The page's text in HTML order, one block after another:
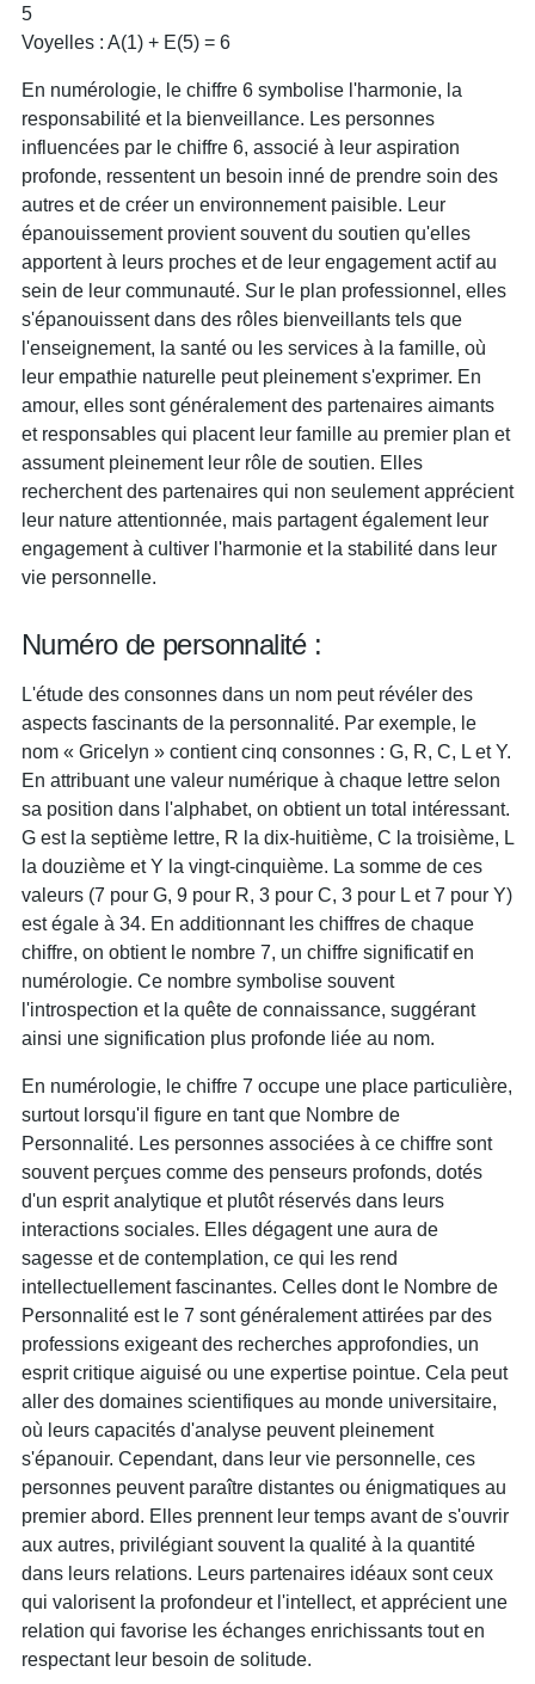
5
Voyelles : A(1) + E(5) = 6
En numérologie, le chiffre 6 symbolise l'harmonie, la
responsabilité et la bienveillance. Les personnes
influencées par le chiffre 6, associé à leur aspiration
profonde, ressentent un besoin inné de prendre soin des
autres et de créer un environnement paisible. Leur
épanouissement provient souvent du soutien qu'elles
apportent à leurs proches et de leur engagement actif au
sein de leur communauté. Sur le plan professionnel, elles
s'épanouissent dans des rôles bienveillants tels que
l'enseignement, la santé ou les services à la famille, où
leur empathie naturelle peut pleinement s'exprimer. En
amour, elles sont généralement des partenaires aimants
et responsables qui placent leur famille au premier plan et
assument pleinement leur rôle de soutien. Elles
recherchent des partenaires qui non seulement apprécient
leur nature attentionnée, mais partagent également leur
engagement à cultiver l'harmonie et la stabilité dans leur
vie personnelle.
Numéro de personnalité :
L'étude des consonnes dans un nom peut révéler des
aspects fascinants de la personnalité. Par exemple, le
nom « Gricelyn » contient cinq consonnes : G, R, C, L et Y.
En attribuant une valeur numérique à chaque lettre selon
sa position dans l'alphabet, on obtient un total intéressant.
G est la septième lettre, R la dix-huitième, C la troisième, L
la douzième et Y la vingt-cinquième. La somme de ces
valeurs (7 pour G, 9 pour R, 3 pour C, 3 pour L et 7 pour Y)
est égale à 34. En additionnant les chiffres de chaque
chiffre, on obtient le nombre 7, un chiffre significatif en
numérologie. Ce nombre symbolise souvent
l'introspection et la quête de connaissance, suggérant
ainsi une signification plus profonde liée au nom.
En numérologie, le chiffre 7 occupe une place particulière,
surtout lorsqu'il figure en tant que Nombre de
Personnalité. Les personnes associées à ce chiffre sont
souvent perçues comme des penseurs profonds, dotés
d'un esprit analytique et plutôt réservés dans leurs
interactions sociales. Elles dégagent une aura de
sagesse et de contemplation, ce qui les rend
intellectuellement fascinantes. Celles dont le Nombre de
Personnalité est le 7 sont généralement attirées par des
professions exigeant des recherches approfondies, un
esprit critique aiguisé ou une expertise pointue. Cela peut
aller des domaines scientifiques au monde universitaire,
où leurs capacités d'analyse peuvent pleinement
s'épanouir. Cependant, dans leur vie personnelle, ces
personnes peuvent paraître distantes ou énigmatiques au
premier abord. Elles prennent leur temps avant de s'ouvrir
aux autres, privilégiant souvent la qualité à la quantité
dans leurs relations. Leurs partenaires idéaux sont ceux
qui valorisent la profondeur et l'intellect, et apprécient une
relation qui favorise les échanges enrichissants tout en
respectant leur besoin de solitude.